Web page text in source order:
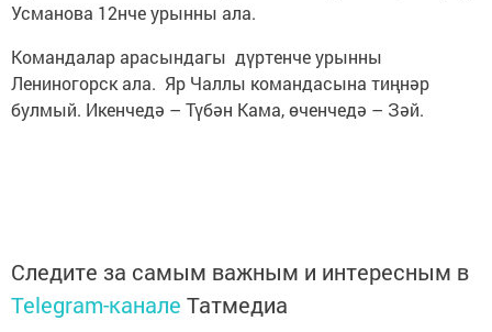
Усманова 12нче урынны ала.
Командалар арасындагы дүртенче урынны
Лениногорск ала. Яр Чаллы командасына тиңнәр
булмый. Икенчедә – Түбән Кама, өченчедә – Зәй.
Следите за самым важным и интересным в
Telegram-канале Татмедиа